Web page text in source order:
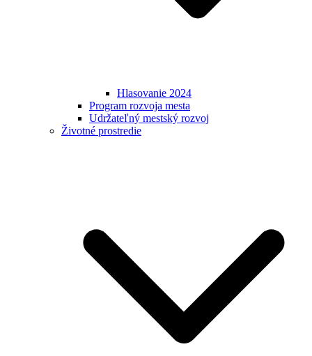
Hlasovanie 2024
Program rozvoja mesta
Udržateľný mestský rozvoj
Životné prostredie